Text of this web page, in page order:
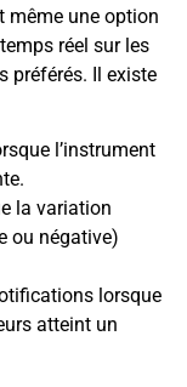
même une option
réel sur les
préférés. Il existe
l’instrument
la variation
ou négative)
lorsque
atteint un